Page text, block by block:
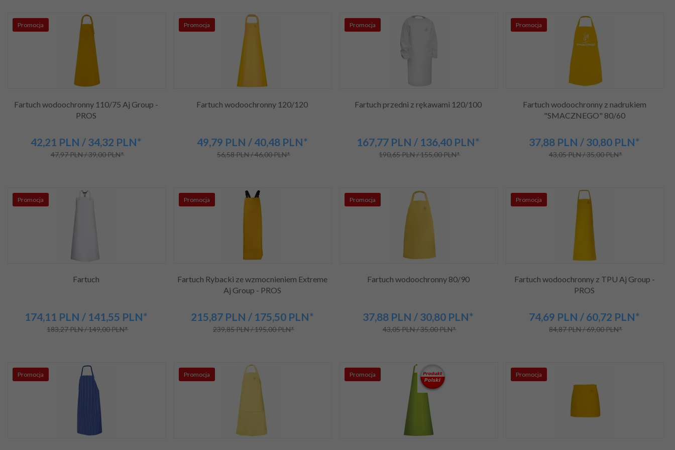
Promocja
Fartuch wodoochronny 110/75 Aj Group -
PROS
42,21 PLN/ 34,32 PLN*
47,97 PLN / 39,00 PLN*
Promocja
Fartuch wodoochronny 120/120
49,79 PLN / 40,48 PLN*
56,58 PLN / 46,00 PLN*
Promocja
Fartuch przedni z rękawami 120/100
167,77 PLN/ 136,40 PLN*
190,65 PLN / 155,00 PLN*
Promocja
Fartuch wodoochronny z nadrukiem
"SMACZNEGO" 80/60
37,88 PLN/ 30,80 PLN*
43,05 PLN / 35,00 PLN*
Promocja
Fartuch
174,11 PLN/ 141,55 PLN*
183,27 PLN / 149,00 PLN*
Promocja
Fartuch Rybacki ze wzmocnieniem Extreme
Aj Group - PROS
215,87PLN / 175,50 PLN*
239,85 PLN / 195,00 PLN*
Promocja
Fartuch wodoochronny 80/90
37,88 PLN/ 30,80 PLN*
43,05 PLN / 35,00 PLN*
Promocja
Fartuch wodoochronny z TPU Aj Group -
PROS
74,69 PLN/ 60,72 PLN*
84,87 PLN / 69,00 PLN*
Promocja Promocja Promocja Promocja